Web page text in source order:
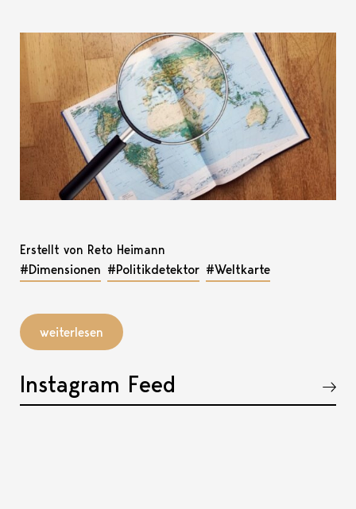
Erstellt von Reto Heimann
#Dimensionen #Politikdetektor #Weltkarte
weiterlesen
Instagram Feed
Akkordeon öffnen, bzw. schliessen